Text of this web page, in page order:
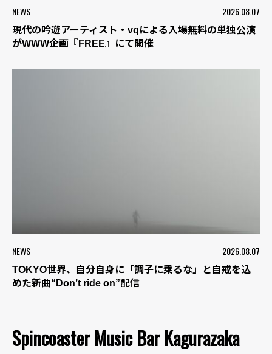
NEWS 2026.08.07
現代の吟遊アーティスト・vqによる入場無料の単独公演
がWWW企画『FREE』にて開催
NEWS 2026.08.07
TOKYO世界、自分自身に「調子に乗るな」と自戒を込
めた新曲“Don’t ride on”配信
Spincoaster Music Bar Kagurazaka